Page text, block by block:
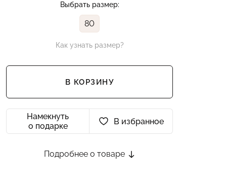
Выбрать размер:
80
Как узнать размер?
В КОРЗИНУ
Намекнуть
о подарке
В избранное
Подробнее о товаре